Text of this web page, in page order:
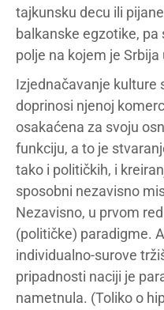
tajkunsku decu ili
balkanske egzotike,
polje na kojem je
Izjednačavanje kulture
doprinosi njenoj
osakaćena za svoju
funkciju, a to je
tako i političkih, i
sposobni nezavisno
Nezavisno, u prvom
(političke) paradigme.
individualno-surove
pripadnosti naciji je
nametnula. (Toliko o